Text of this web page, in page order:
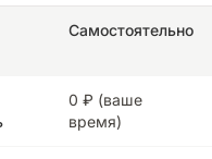
Самостоятельно
0 ₽ (ваше
время)